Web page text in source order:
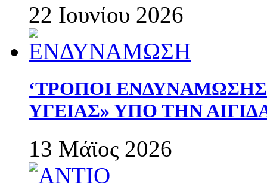
22 Ιουνίου 2026
‘ΤΡΟΠΟΙ
ΥΓΕΙΑΣ» ΥΠΟ ΤΗΝ
13 Μάϊος 2026